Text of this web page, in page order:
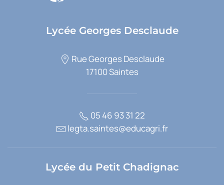
Lycée Georges Desclaude
Rue Georges Desclaude
17100 Saintes
05 46 93 31 22
legta.saintes@educagri.fr
Lycée du Petit Chadignac